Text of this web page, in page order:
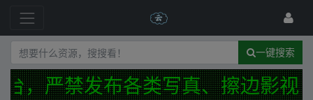
一键搜索
，严禁发布各类写真、擦边影视